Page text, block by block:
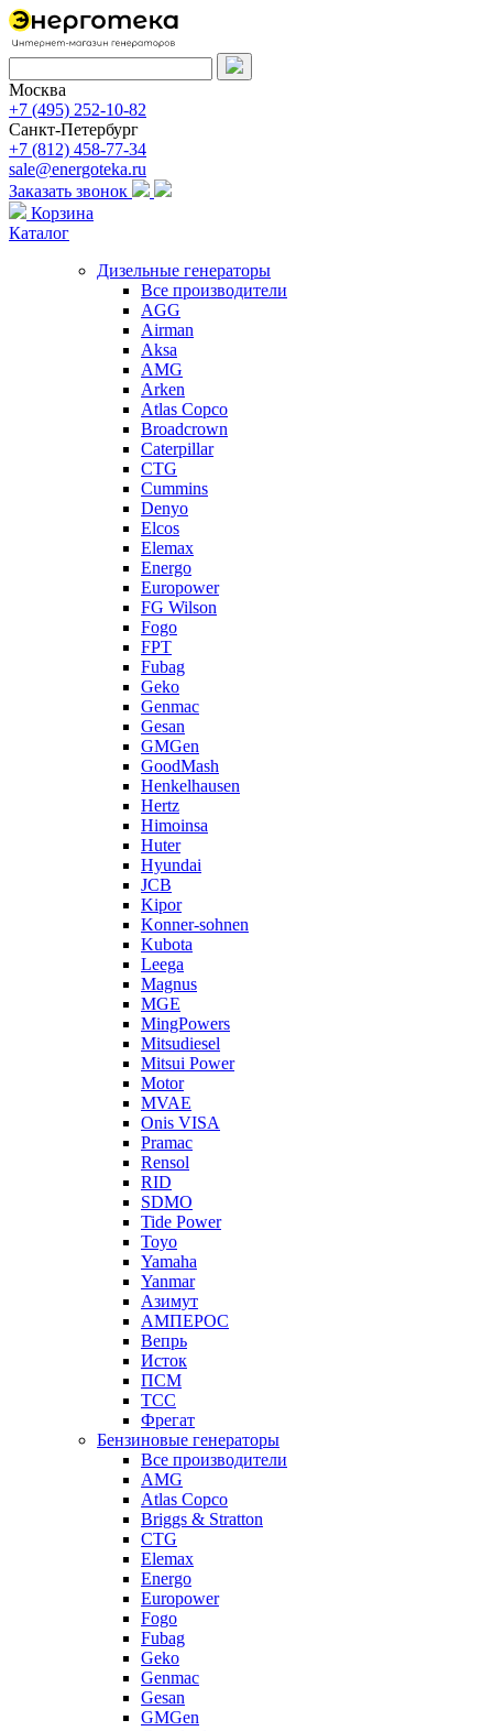
Москва
+7 (495) 252-10-82
Санкт-Петербург
+7 (812) 458-77-34
sale@energoteka.ru
Заказать звонок
Корзина
Каталог
Дизельные генераторы
Все производители
AGG
Airman
Aksa
AMG
Arken
Atlas Copco
Broadcrown
Caterpillar
CTG
Cummins
Denyo
Elcos
Elemax
Energo
Europower
FG Wilson
Fogo
FPT
Fubag
Geko
Genmac
Gesan
GMGen
GoodMash
Henkelhausen
Hertz
Himoinsa
Huter
Hyundai
JCB
Kipor
Konner-sohnen
Kubota
Leega
Magnus
MGE
MingPowers
Mitsudiesel
Mitsui Power
Motor
MVAE
Onis VISA
Pramac
Rensol
RID
SDMO
Tide Power
Toyo
Yamaha
Yanmar
Азимут
АМПЕРОС
Вепрь
Исток
ПСМ
ТСС
Фрегат
Бензиновые генераторы
Все производители
AMG
Atlas Copco
Briggs & Stratton
CTG
Elemax
Energo
Europower
Fogo
Fubag
Geko
Genmac
Gesan
GMGen